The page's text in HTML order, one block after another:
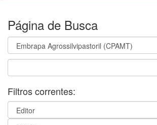
Página de Busca
Filtros correntes: